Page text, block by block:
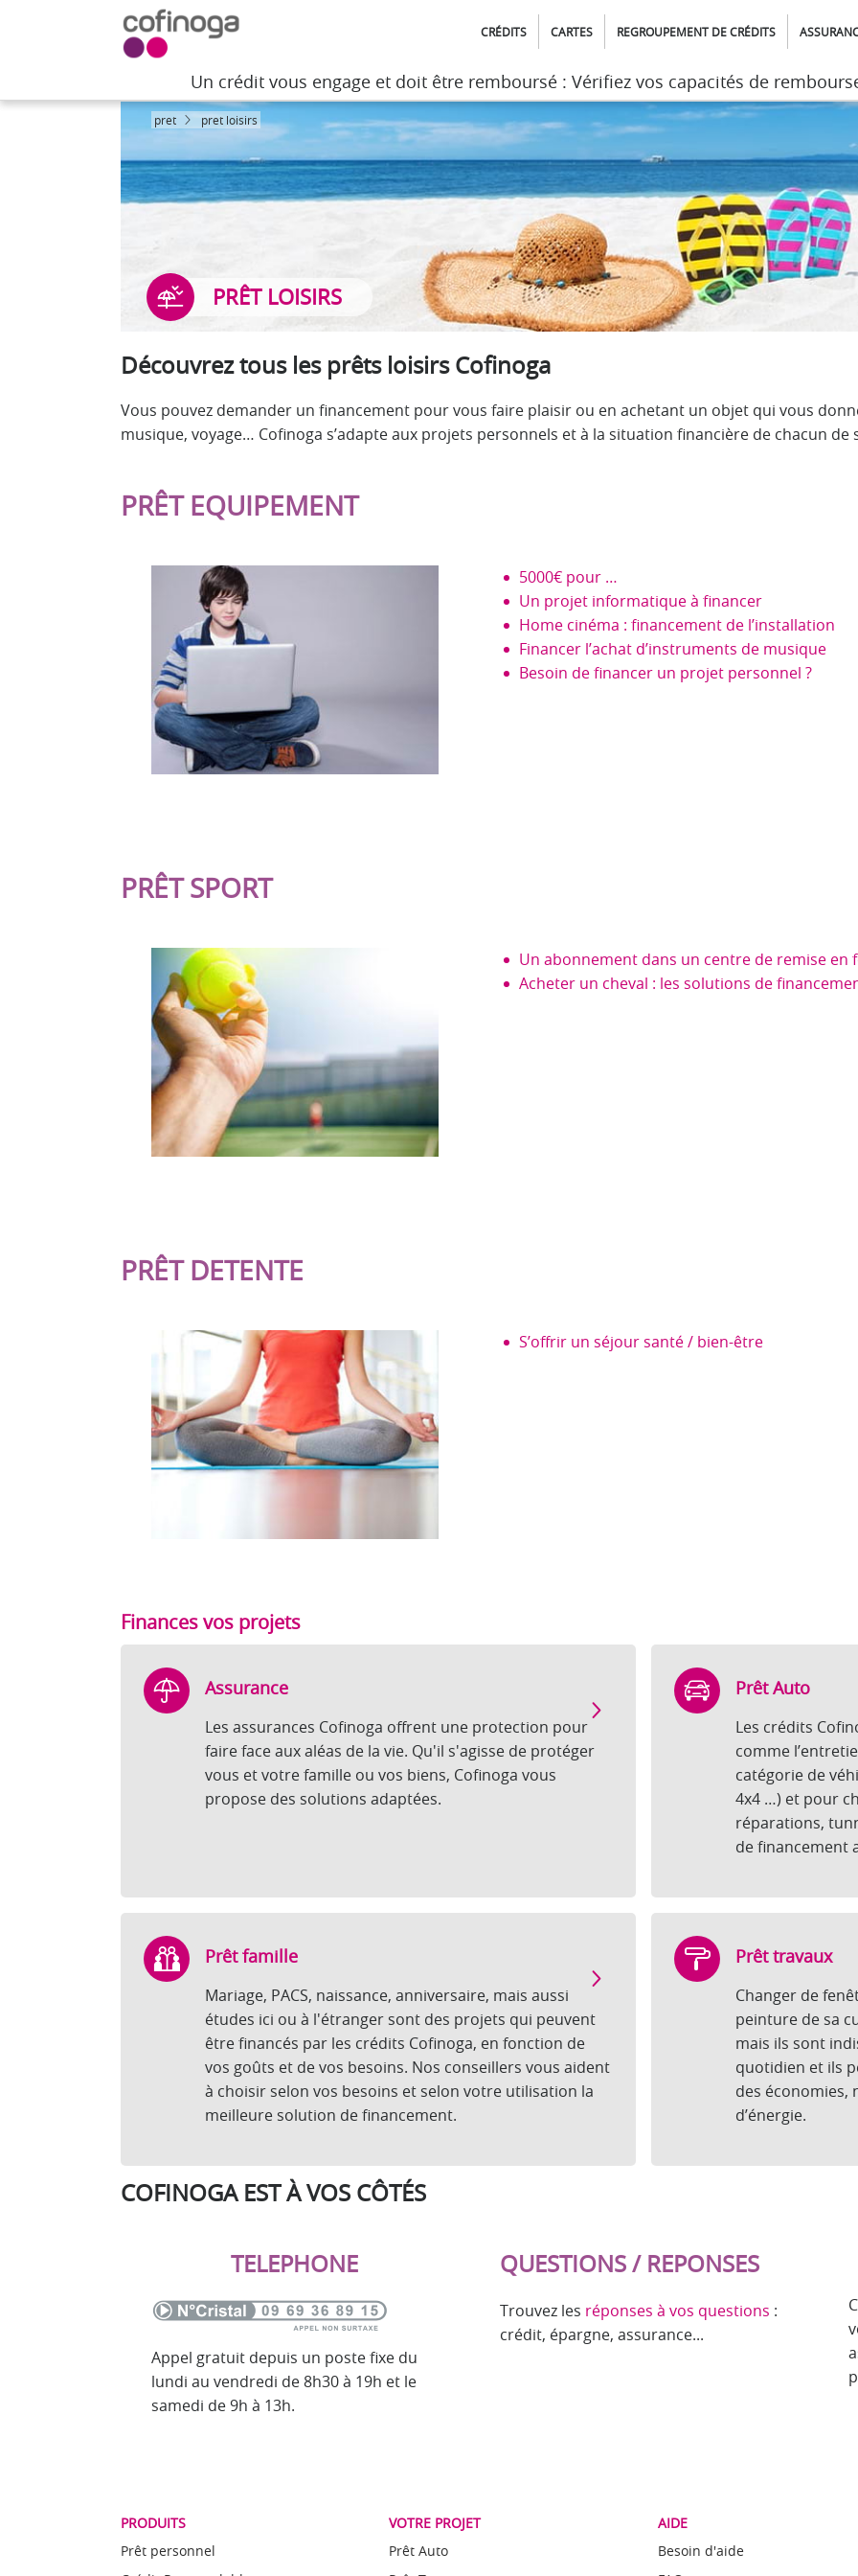
Un crédit vous engage et doit être remboursé : Vérifiez vos capacités de
CRÉDITS CARTES REGROUPEMENT DE CRÉDITS
Un crédit vous engage et doit être remboursé : Vérifiez vos capacités de
pret pret loisirs
PRÊT LOISIRS
Découvrez tous les prêts loisirs Cofinoga
Vous pouvez demander un financement pour vous faire plaisir ou en achetant un objet qui vous
musique, voyage… Cofinoga s’adapte aux projets personnels et à la situation financière de chacun de
PRÊT EQUIPEMENT
5000€ pour …
Un projet informatique à financer
Home cinéma : financement de l’installation
Financer l’achat d’instruments de musique
Besoin de financer un projet personnel ?
PRÊT SPORT
Un abonnement dans un centre de remise en
Acheter un cheval : les solutions de
PRÊT DETENTE
S’offrir un séjour santé / bien-être
Finances vos projets
Assurance
Les assurances Cofinoga offrent une protection pour
faire face aux aléas de la vie. Qu'il s'agisse de protéger
vous et votre famille ou vos biens, Cofinoga vous
propose des solutions adaptées.
Prêt Auto
Les crédits
comme
catégorie de
4x4 …) et pour
réparations,
de financement
Prêt famille
Mariage, PACS, naissance, anniversaire, mais aussi
études ici ou à l'étranger sont des projets qui peuvent
être financés par les crédits Cofinoga, en fonction de
vos goûts et de vos besoins. Nos conseillers vous aident
à choisir selon vos besoins et selon votre utilisation la
meilleure solution de financement.
Prêt travaux
Changer de
peinture de sa
mais ils sont
quotidien et ils
des économies,
d’énergie.
COFINOGA EST À VOS CÔTÉS
TELEPHONE
Appel gratuit depuis un poste fixe du
lundi au vendredi de 8h30 à 19h et le
samedi de 9h à 13h.
QUESTIONS / REPONSES
Trouvez les réponses à vos questions :
crédit, épargne, assurance...
PRODUITS
Prêt personnel
VOTRE PROJET
Prêt Auto
AIDE
Besoin d'aide